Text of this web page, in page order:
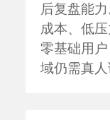
后复盘能
成本、低
零基础用
域仍需真人